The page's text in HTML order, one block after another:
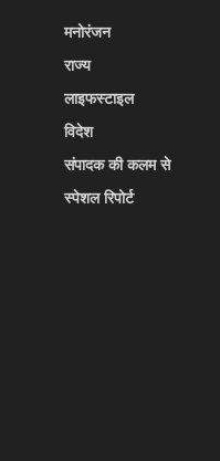
मनोरंजन
राज्य
लाइफस्टाइल
विदेश
संपादक की कलम से
स्पेशल रिपोर्ट